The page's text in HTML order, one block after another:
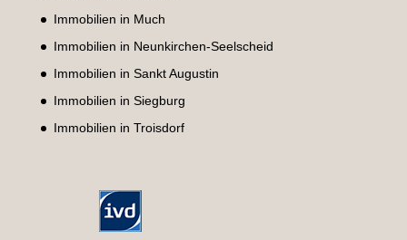
Immobilien in Much
Immobilien in Neunkirchen-Seelscheid
Immobilien in Sankt Augustin
Immobilien in Siegburg
Immobilien in Troisdorf